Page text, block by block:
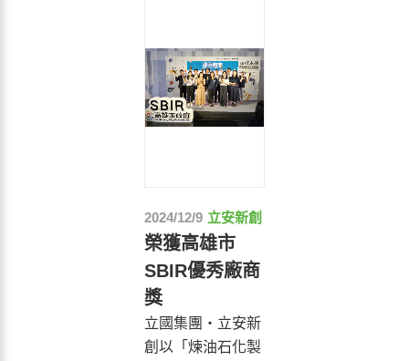
2024/12/9 立安新創
榮獲高雄市
SBIR優秀廠商
獎
立國集團‧立安新
創以「煉油石化製